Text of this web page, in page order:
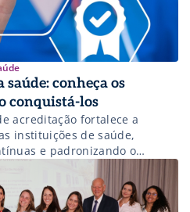
saúde: conheça os
conquistá-los
acreditação fortalece a
instituições de saúde,
e padronizando o
reconhecidas no Brasil